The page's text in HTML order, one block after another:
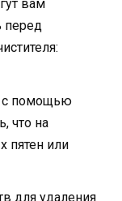
вам
перед
с помощью
что на
пятен или
для удаления